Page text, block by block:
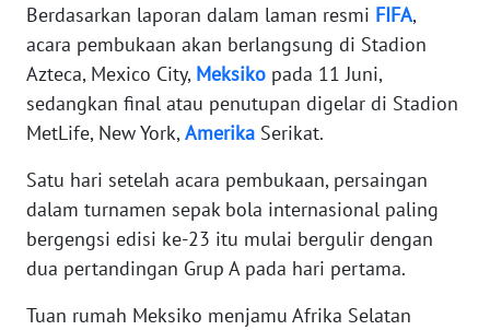
Berdasarkan laporan dalam laman resmi FIFA,
acara pembukaan akan berlangsung di Stadion
Azteca, Mexico City, Meksiko pada 11 Juni,
sedangkan final atau penutupan digelar di Stadion
MetLife, New York,Amerika Serikat.
Satu hari setelah acara pembukaan, persaingan
dalam turnamen sepak bola internasional paling
bergengsi edisi ke-23 itu mulai bergulir dengan
dua pertandingan Grup A pada hari pertama.
Tuan rumah Meksiko menjamu Afrika Selatan
WN
PAPUA
BARAT
RIAU
WN
SERAMBI
WN